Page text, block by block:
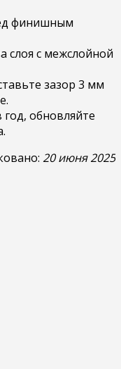
финишным
слоя с межслойной
зазор 3 мм
обновляйте
20 июня 2025